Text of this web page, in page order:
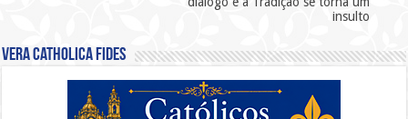
insulto
Vera Catholica Fides